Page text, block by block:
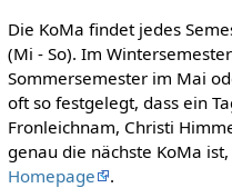
Die KoMa findet jedes
(Mi - So). Im
Sommersemester im Mai
oft so festgelegt, dass ein
Fronleichnam, Christi
genau die nächste KoMa
Homepage
.